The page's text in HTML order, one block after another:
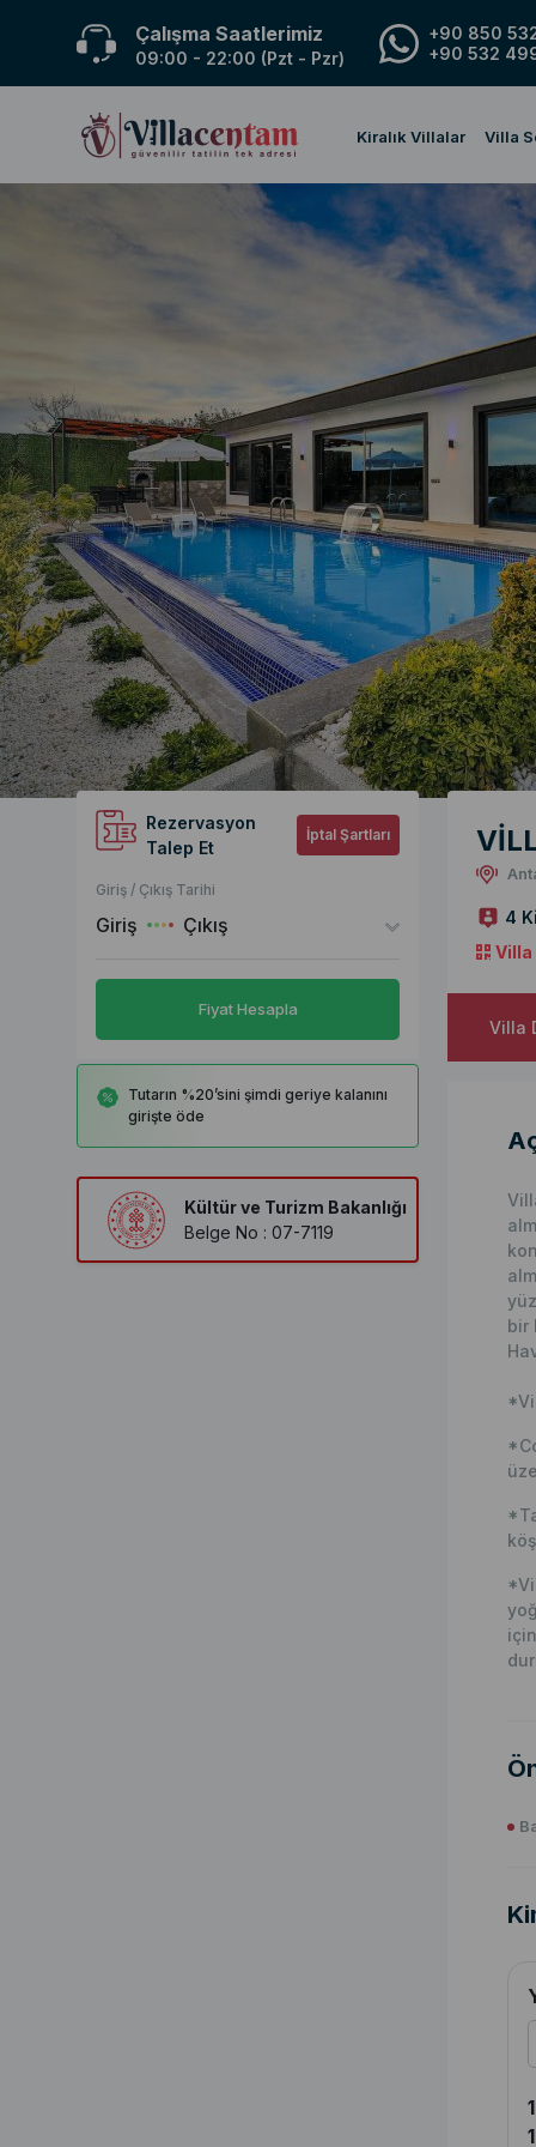
Çalışma Saatlerimiz
09:00 - 22:00 (Pzt - Pzr)
+90 850
+90 532
Kiralık Villalar Villa
Rezervasyon
Talep Et
İptal Şartları
Giriş / Çıkış Tarihi
Giriş Çıkış
Fiyat Hesapla
Tutarın %20’sini şimdi geriye kalanını
girişte öde
Kültür ve Turizm Bakanlığı
Belge No : 07-7119
4
Villa
Villa
bir
1
1